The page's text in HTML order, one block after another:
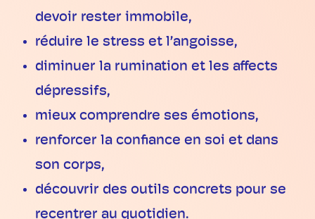
devoir rester immobile,
réduire le stress et l’angoisse,
diminuer la rumination et les affects
dépressifs,
mieux comprendre ses émotions,
renforcer la confiance en soi et dans
son corps,
découvrir des outils concrets pour se
recentrer au quotidien.